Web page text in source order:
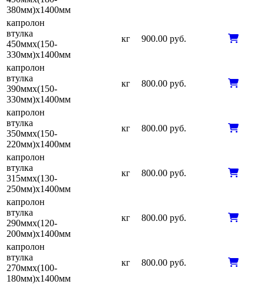
380мм)х1400мм
капролон
втулка
450ммх(150-
330мм)х1400мм
кг 900.00 руб.
капролон
втулка
390ммх(150-
330мм)х1400мм
кг 800.00 руб.
капролон
втулка
350ммх(150-
220мм)х1400мм
кг 800.00 руб.
капролон
втулка
315ммх(130-
250мм)х1400мм
кг 800.00 руб.
капролон
втулка
290ммх(120-
200мм)х1400мм
кг 800.00 руб.
капролон
втулка
270ммх(100-
180мм)х1400мм
кг 800.00 руб.